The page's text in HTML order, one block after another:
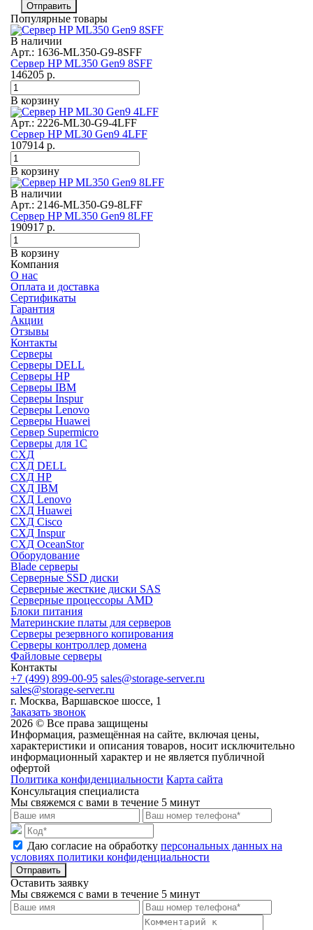
Отправить
Популярные товары
В наличии
Арт.: 1636-ML350-G9-8SFF
Сервер HP ML350 Gen9 8SFF
146205 р.
В корзину
Арт.: 2226-ML30-G9-4LFF
Сервер HP ML30 Gen9 4LFF
107914 р.
В корзину
В наличии
Арт.: 2146-ML350-G9-8LFF
Сервер HP ML350 Gen9 8LFF
190917 р.
В корзину
Компания
О нас
Оплата и доставка
Сертификаты
Гарантия
Акции
Отзывы
Контакты
Серверы
Серверы DELL
Серверы HP
Серверы IBM
Серверы Inspur
Серверы Lenovo
Серверы Huawei
Сервер Supermicro
Серверы для 1C
СХД
СХД DELL
СХД HP
СХД IBM
СХД Lenovo
СХД Huawei
СХД Cisco
СХД Inspur
СХД OceanStor
Оборудование
Blade серверы
Серверные SSD диски
Cерверные жесткие диски SAS
Серверные процессоры AMD
Блоки питания
Материнские платы для серверов
Серверы резервного копирования
Серверы контроллер домена
Файловые серверы
Контакты
+7 (499) 899-00-95 sales@storage-server.ru
sales@storage-server.ru
г. Москва, Варшавское шоссе, 1
Заказать звонок
2026 © Все права защищены
Информация, размещённая на сайте, включая цены,
характеристики и описания товаров, носит исключительно
информационный характер и не является публичной
офертой
Политика конфиденциальности Карта сайта
Консультация специалиста
Мы свяжемся с вами в течение 5 минут
Даю согласие на обработку персональных данных на
условиях политики конфиденциальности
Отправить
Оставить заявку
Мы свяжемся с вами в течение 5 минут